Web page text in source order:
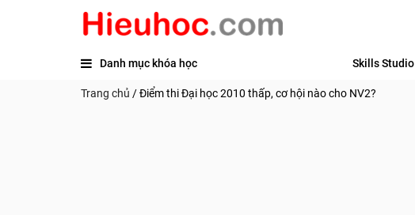
Danh mục khóa học Skills Studio
Trang chủ /Điểm thi Đại học 2010 thấp, cơ hội nào cho NV2?